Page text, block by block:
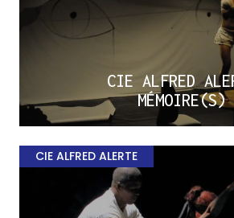
CIE ALFRED
MÉMOIRE(S)
CIE ALFRED ALERTE